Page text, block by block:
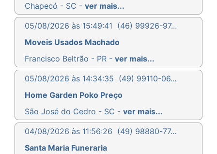
Chapecó - SC - ver mais...
05/08/2026 às 15:49:41 (46) 99926-97...
Moveis Usados Machado
Francisco Beltrão - PR - ver mais...
05/08/2026 às 14:34:35 (49) 99110-06...
Home Garden Poko Preço
São José do Cedro - SC - ver mais...
04/08/2026 às 11:56:26 (49) 98880-77...
Santa Maria Funeraria